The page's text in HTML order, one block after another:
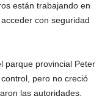
están trabajando en
con seguridad
parque provincial Peter
pero no creció
las autoridades.